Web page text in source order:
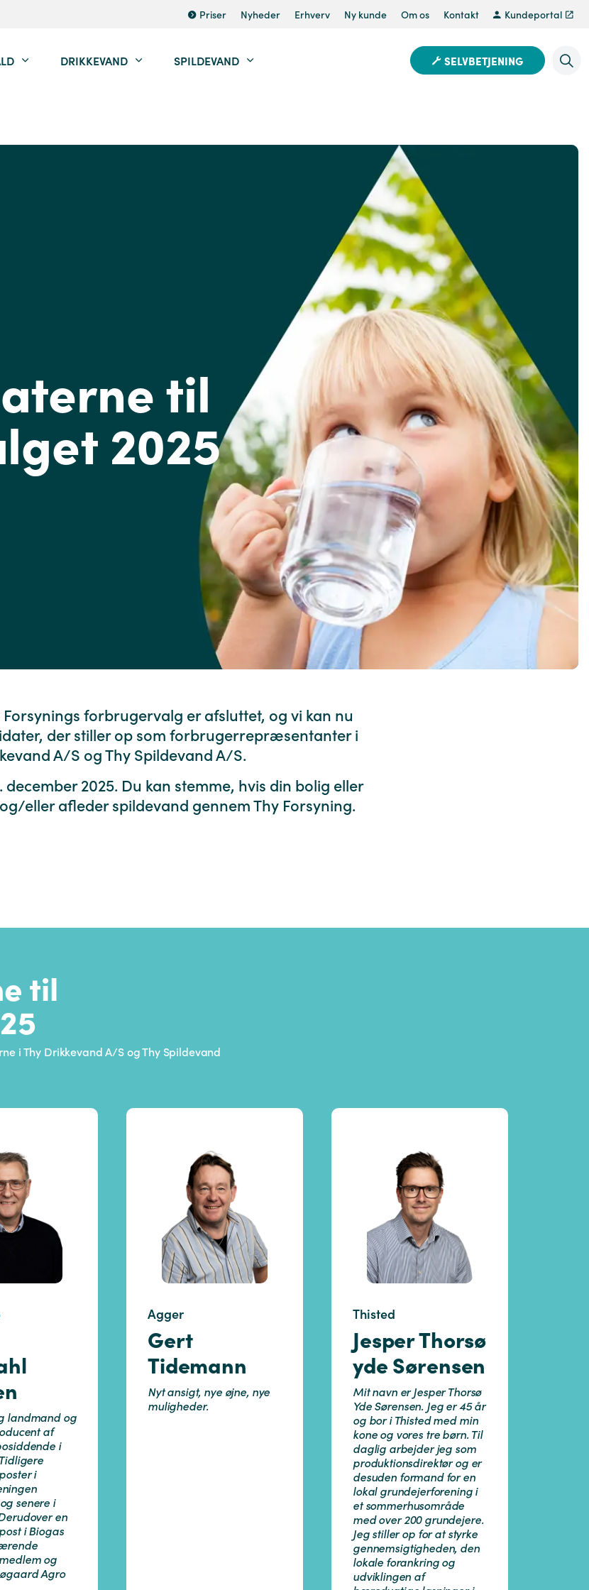
DRIKKEVAND SPILDEVAND
Priser Nyheder Erhverv Ny kunde Om os Kontakt Kundeportal
SELVBETJENING
til
2025
forbrugervalg er afsluttet, og vi kan nu
der stiller op som forbrugerrepræsentanter i
A/S og Thy Spildevand A/S.
2025. Du kan stemme, hvis din bolig eller
eller afleder spildevand gennem Thy Forsyning.
til
i Thy Drikkevand A/S og Thy Spildevand
landmand og
af
i
i
senere i
en
i Biogas
og
Agro
Agger
Gert
Tidemann
Nyt ansigt, nye øjne, nye
muligheder.
Thisted
Jesper Thorsø
yde Sørensen
Mit navn er Jesper Thorsø
Yde Sørensen. Jeg er 45 år
og bor i Thisted med min
kone og vores tre børn. Til
daglig arbejder jeg som
produktionsdirektør og er
desuden formand for en
lokal grundejerforening i
et sommerhusområde
med over 200 grundejere.
Jeg stiller op for at styrke
gennemsigtigheden, den
lokale forankring og
udviklingen af